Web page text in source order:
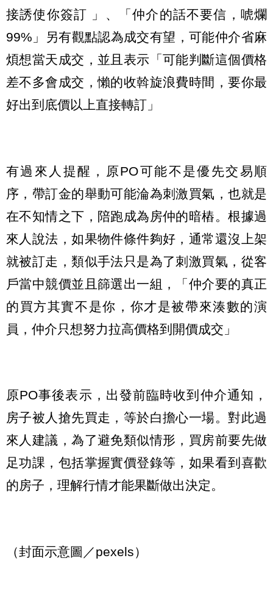
接誘使你簽訂 」、「仲介的話不要信，唬爛
99%」另有觀點認為成交有望，可能仲介省麻
煩想當天成交，並且表示「可能判斷這個價格
差不多會成交，懶的收斡旋浪費時間，要你最
好出到底價以上直接轉訂」
有過來人提醒，原PO可能不是優先交易順
序，帶訂金的舉動可能淪為刺激買氣，也就是
在不知情之下，陪跑成為房仲的暗樁。根據過
來人說法，如果物件條件夠好，通常還沒上架
就被訂走，類似手法只是為了刺激買氣，從客
戶當中競價並且篩選出一組，「仲介要的真正
的買方其實不是你，你才是被帶來湊數的演
員，仲介只想努力拉高價格到開價成交」
原PO事後表示，出發前臨時收到仲介通知，
房子被人搶先買走，等於白擔心一場。對此過
來人建議，為了避免類似情形，買房前要先做
足功課，包括掌握實價登錄等，如果看到喜歡
的房子，理解行情才能果斷做出決定。
（封面示意圖／pexels）